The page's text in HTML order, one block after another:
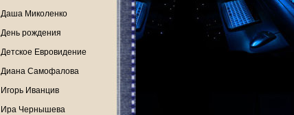
Даша Миколенко
День рождения
Детское Евровидение
Диана Самофалова
Игорь Иванцив
Ира Чернышева